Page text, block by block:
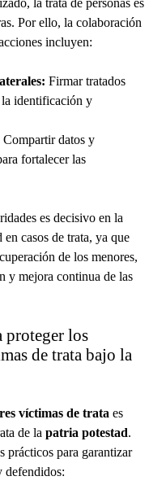
Por ello, la colaboración
incluyen:
Firmar tratados
identificación y
Compartir datos y
fortalecer las
es decisivo en la
casos de trata, ya que
de los menores,
y mejora continua de las
proteger los
de trata bajo la
víctimas de trata es
de la patria potestad.
prácticos para garantizar
defendidos: